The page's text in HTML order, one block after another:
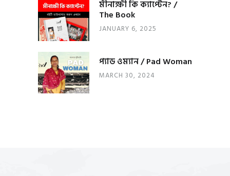
মীনাক্ষী কি ক্যাপ্টেন? /
The Book
JANUARY 6, 2025
প্যাড ওম্যান / Pad Woman
MARCH 30, 2024